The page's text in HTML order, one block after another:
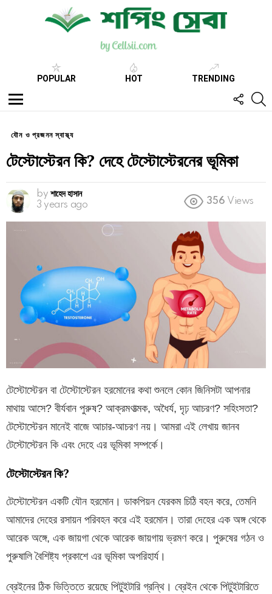
POPULAR HOT TRENDING
Menu
US
যৌন ও প্রজনন স্বাস্থ্য
টেস্টোস্টেরন কি? দেহে টেস্টোস্টেরনের ভূমিকা
by শাহেদ হাসান
3 years ago
356 Views
টেস্টোস্টেরন বা টেস্টোস্টেরন হরমোনের কথা শুনলে কোন জিনিসটা আপনার
মাথায় আসে? বীর্যবান পুরুষ? আক্রমণাত্মক, অধৈর্য, দৃঢ় আচরণ? সহিংসতা?
টেস্টোস্টেরন মানেই বাজে আচার-আচরণ নয়। আমরা এই লেখায় জানব
টেস্টোস্টেরন কি এবং দেহে এর ভূমিকা সম্পর্কে।
টেস্টোস্টেরন কি?
টেস্টোস্টেরন একটি যৌন হরমোন। ডাকপিয়ন যেরকম চিঠি বহন করে, তেমনি
আমাদের দেহের রসায়ন পরিবহন করে এই হরমোন। তারা দেহের এক অঙ্গ থেকে
আরেক অঙ্গে, এক জায়গা থেকে আরেক জায়গায় ভ্রমণ করে। পুরুষের গঠন ও
পুরুষালি বৈশিষ্ট্য প্রকাশে এর ভূমিকা অপরিহার্য।
ব্রেইনের ঠিক ভিত্তিতে রয়েছে পিটুইটারি গ্রন্থি। ব্রেইন থেকে পিটুইটারিতে